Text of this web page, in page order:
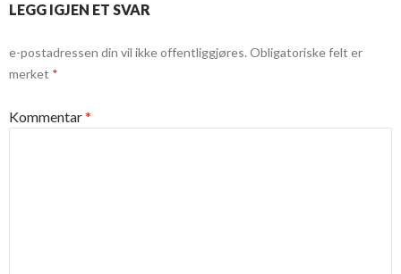
LEGG IGJEN ET SVAR
e-postadressen din vil ikke offentliggjøres.Obligatoriske felt er
merket *
Kommentar*